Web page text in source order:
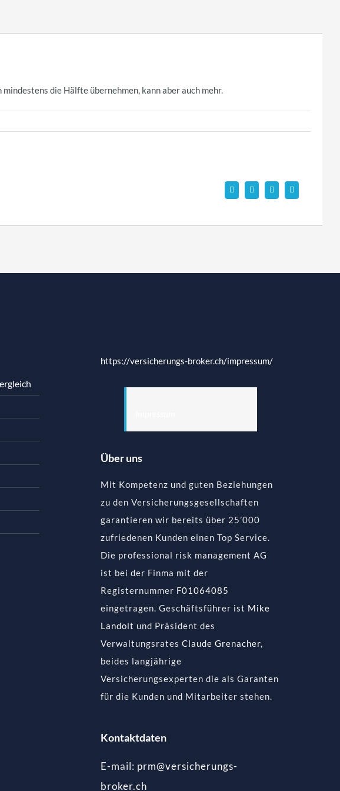
die Hälfte übernehmen, kann aber auch mehr.
Facebook
X WhatsApp
Email
https://versicherungs-broker.ch/impressum/
Über uns
Mit Kompetenz und guten Beziehungen
zu den Versicherungsgesellschaften
garantieren wir bereits über 25’000
zufriedenen Kunden einen Top Service.
Die professional risk management AG
ist bei der Finma mit der
Registernummer F01064085
eingetragen. Geschäftsführer ist Mike
Landolt und Präsident des
VerwaltungsratesClaude Grenacher,
beides langjährige
Versicherungsexperten die als Garanten
für die Kunden und Mitarbeiter stehen.
Kontaktdaten
E-mail: prm@versicherungs-
broker.ch